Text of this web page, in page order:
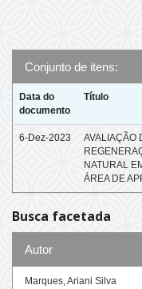
Conjunto de itens:
Data do
documento
Título
6-Dez-2023
AVALIAÇÃO
NATURAL
ÁREA DE
Busca facetada
Autor
Marques, Ariani Silva